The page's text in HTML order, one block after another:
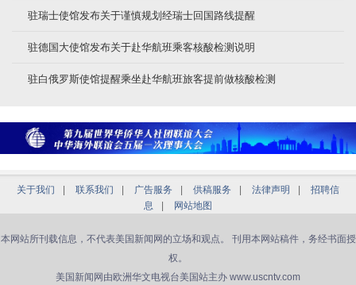
驻瑞士使馆发布关于谨慎规划经瑞士回国路线提醒
驻德国大使馆发布关于赴华航班乘客核酸检测说明
驻白俄罗斯使馆提醒乘坐赴华航班旅客提前做核酸检测
关于我们 联系我们 广告服务 供稿服务 法律声明
招聘信
息
网站地图
本网站所刊载信息，不代表美国新闻网的立场和观点。 刊用本网站稿件，务经书面授
权。
美国新闻网由欧洲华文电视台美国站主办 www.uscntv.com